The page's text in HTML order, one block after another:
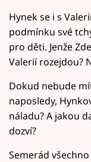
Hynek se i s
podmínku své
pro děti. Jenže
Valerií rozejdou?
Dokud nebude
naposledy,
náladu? A jakou
dozví?
Semerád